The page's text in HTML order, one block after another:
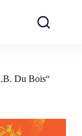
Du Bois“